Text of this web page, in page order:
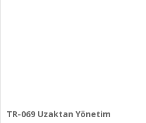
TR-069 Uzaktan Yönetim